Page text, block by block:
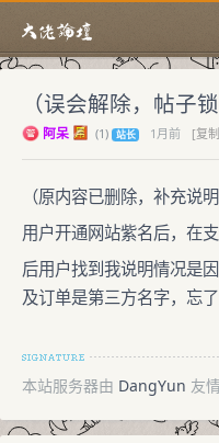
（误会解除，帖子锁
阿呆 (1) 站长 1月前
[复
（原内容已删除，补充说明
用户开通网站紫名后，在
后用户找到我说明情况是
及订单是第三方名字，忘
本站服务器由 DangYun 友